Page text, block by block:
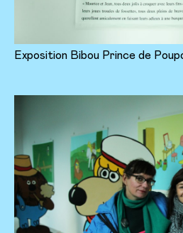
Exposition Bibou Prince de